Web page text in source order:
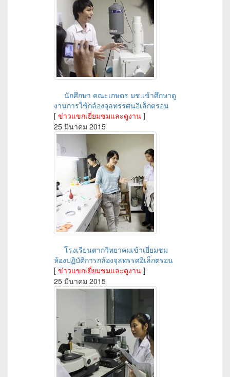
นักศึกษา คณะเกษตร มช.เข้าศึกษาดู
งานการใช้กล้องจุลทรรศนอิเล็กตรอน
[ ข่าวแขกเยี่ยมชมและดูงาน ]
25 มีนาคม 2015
โรงเรียนตากวิทยาคมเข้าเยี่ยมชม
ห้องปฏิบัติการกล้องจุลทรรศอิเล็กตรอน
[ ข่าวแขกเยี่ยมชมและดูงาน ]
25 มีนาคม 2015